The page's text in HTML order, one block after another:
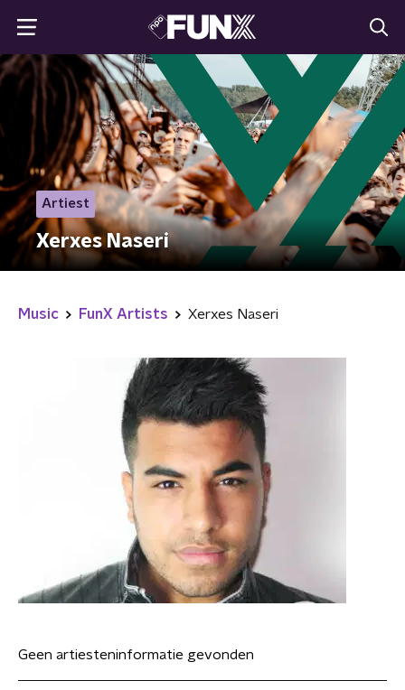
Artiest
Xerxes Naseri
Music FunX Artists Xerxes Naseri
Geen artiesteninformatie gevonden